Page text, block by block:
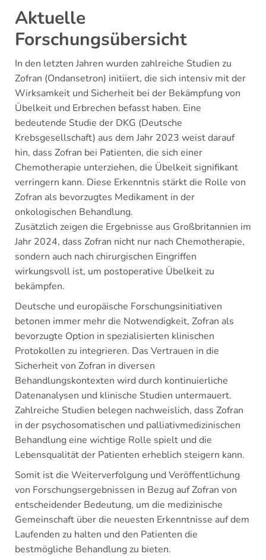
Aktuelle
Forschungsübersicht
In den letzten Jahren wurden zahlreiche Studien zu
Zofran (Ondansetron) initiiert, die sich intensiv mit der
Wirksamkeit und Sicherheit bei der Bekämpfung von
Übelkeit und Erbrechen befasst haben. Eine
bedeutende Studie der DKG (Deutsche
Krebsgesellschaft) aus dem Jahr 2023 weist darauf
hin, dass Zofran bei Patienten, die sich einer
Chemotherapie unterziehen, die Übelkeit signifikant
verringern kann. Diese Erkenntnis stärkt die Rolle von
Zofran als bevorzugtes Medikament in der
onkologischen Behandlung.
Zusätzlich zeigen die Ergebnisse aus Großbritannien im
Jahr 2024, dass Zofran nicht nur nach Chemotherapie,
sondern auch nach chirurgischen Eingriffen
wirkungsvoll ist, um postoperative Übelkeit zu
bekämpfen.
Deutsche und europäische Forschungsinitiativen
betonen immer mehr die Notwendigkeit, Zofran als
bevorzugte Option in spezialisierten klinischen
Protokollen zu integrieren. Das Vertrauen in die
Sicherheit von Zofran in diversen
Behandlungskontexten wird durch kontinuierliche
Datenanalysen und klinische Studien untermauert.
Zahlreiche Studien belegen nachweislich, dass Zofran
in der psychosomatischen und palliativmedizinischen
Behandlung eine wichtige Rolle spielt und die
Lebensqualität der Patienten erheblich steigern kann.
Somit ist die Weiterverfolgung und Veröffentlichung
von Forschungsergebnissen in Bezug auf Zofran von
entscheidender Bedeutung, um die medizinische
Gemeinschaft über die neuesten Erkenntnisse auf dem
Laufenden zu halten und den Patienten die
bestmögliche Behandlung zu bieten.